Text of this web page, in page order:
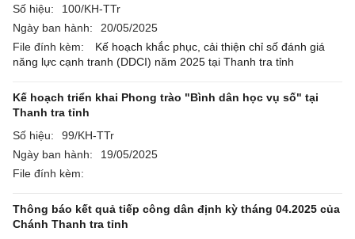
Số hiệu:
100/KH-TTr
Ngày ban hành:
20/05/2025
File đính kèm:
Kế hoạch khắc phục, cải thiện chỉ số đánh giá
năng lực cạnh tranh (DDCI) năm 2025 tại Thanh tra tỉnh
Kế hoạch triển khai Phong trào "Bình dân học vụ số" tại
Thanh tra tỉnh
Số hiệu:
99/KH-TTr
Ngày ban hành:
19/05/2025
File đính kèm:
Thông báo kết quả tiếp công dân định kỳ tháng 04.2025 của
Chánh Thanh tra tỉnh